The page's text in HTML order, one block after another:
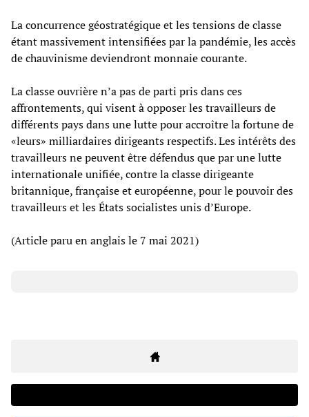
La concurrence géostratégique et les tensions de classe
étant massivement intensifiées par la pandémie, les accès
de chauvinisme deviendront monnaie courante.
La classe ouvrière n’a pas de parti pris dans ces
affrontements, qui visent à opposer les travailleurs de
différents pays dans une lutte pour accroître la fortune de
«leurs» milliardaires dirigeants respectifs. Les intérêts des
travailleurs ne peuvent être défendus que par une lutte
internationale unifiée, contre la classe dirigeante
britannique, française et européenne, pour le pouvoir des
travailleurs et les États socialistes unis d’Europe.
(Article paru en anglais le 7 mai 2021)